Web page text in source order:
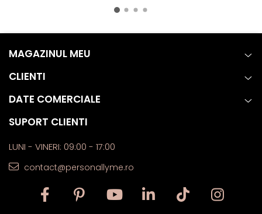
MAGAZINUL MEU
CLIENTI
DATE COMERCIALE
SUPORT CLIENTI
LUNI - VINERI: 09:00 - 17:00
contact@personallyme.ro